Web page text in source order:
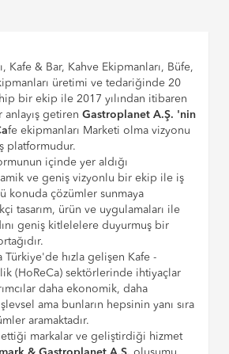
Kafe & Bar, Kahve Ekipmanları, Büfe,
üretimi ve tedariğinde 20
bir ekip ile 2017 yılından itibaren
anlayış getirenGastroplanet A.Ş. 'nin
fe ekipmanları Marketi olma vizyonu
platformudur.
içinde yer aldığı
ve geniş vizyonlu bir ekip ile iş
konuda çözümler sunmaya
tasarım, ürün ve uygulamaları ile
geniş kitlelelere duyurmuş bir
Türkiye'de hızla gelişen Kafe -
(HoReCa) sektörlerinde ihtiyaçlar
daha ekonomik, daha
ama bunların hepsinin yanı sıra
aramaktadır.
markalar ve geliştirdiği hizmet